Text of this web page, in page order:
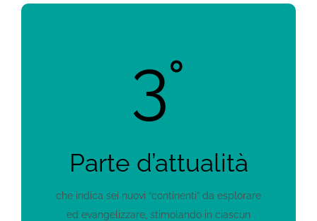
3°
Parte d’attualità
che indica sei nuovi “continenti” da esplorare
ed evangelizzare, stimolando in ciascun